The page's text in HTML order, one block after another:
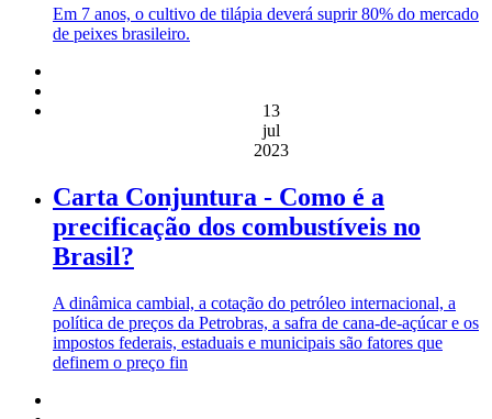
Em 7 anos, o cultivo de tilápia deverá suprir 80% do mercado
de peixes brasileiro.
13
jul
2023
Carta Conjuntura - Como é a
precificação dos combustíveis no
Brasil?
A dinâmica cambial, a cotação do petróleo internacional, a
política de preços da Petrobras, a safra de cana-de-açúcar e os
impostos federais, estaduais e municipais são fatores que
definem o preço fin